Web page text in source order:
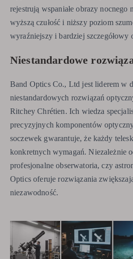
rejestrują wspaniałe obrazy nocnego
wyższą czułość i niższy poziom
wyraźniejszy i bardziej szczegółowy
Niestandardowe
Band Optics Co., Ltd jest liderem w
niestandardowych rozwiązań
Ritchey Chrétien. Ich wiedza
precyzyjnych komponentów
soczewek gwarantuje, że każdy
konkretnych wymagań. Niezależnie
profesjonalne obserwatoria, czy
Optics oferuje rozwiązania
niezawodność.